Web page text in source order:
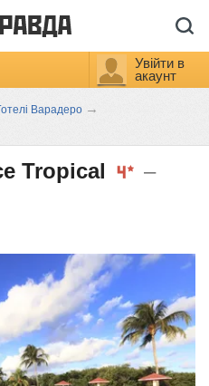
Увійти в
акаунт
Варадеро →
Tropical
–